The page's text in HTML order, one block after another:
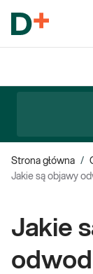
Strona główna /
Jakie są objawy
Jakie